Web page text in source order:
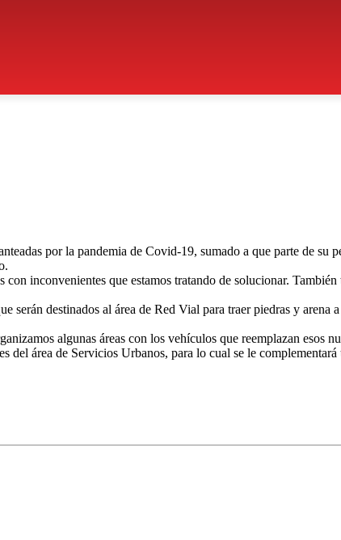
por la pandemia de Covid-19, sumado a que parte de su
inconvenientes que estamos tratando de solucionar.
serán destinados al área de Red Vial para traer piedras y arena
algunas áreas con los vehículos que reemplazan esos
del área de Servicios Urbanos, para lo cual se le